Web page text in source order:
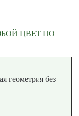
ЦВЕТ ПО
геометрия без